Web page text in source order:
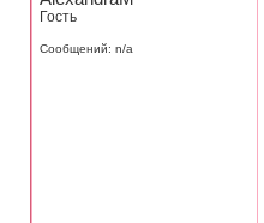
Гость
Сообщений: n/a